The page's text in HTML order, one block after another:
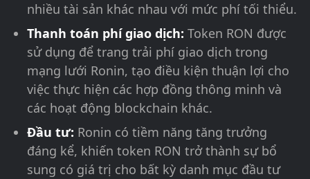
nhiều tài sản khác nhau với mức phí tối thiểu.
Thanh toán phí giao dịch: Token RON được
sử dụng để trang trải phí giao dịch trong
mạng lưới Ronin, tạo điều kiện thuận lợi cho
việc thực hiện các hợp đồng thông minh và
các hoạt động blockchain khác.
Đầu tư: Ronin có tiềm năng tăng trưởng
đáng kể, khiến token RON trở thành sự bổ
sung có giá trị cho bất kỳ danh mục đầu tư